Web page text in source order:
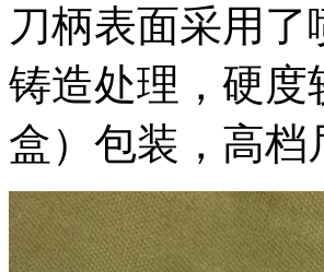
刀柄表面采用
铸造处理，硬度
盒）包装，高